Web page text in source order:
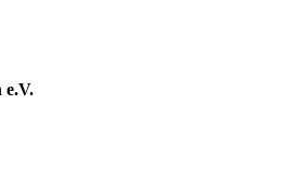
e.V.